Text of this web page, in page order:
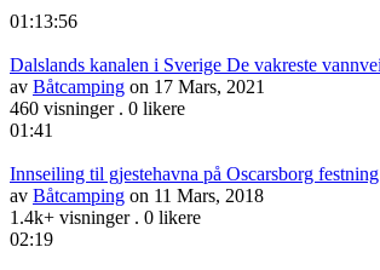
01:13:56
Dalslands kanalen i Sverige De vakreste
av Båtcamping on 17 Mars, 2021
460 visninger . 0 likere
01:41
Innseiling til gjestehavna på Oscarsborg festning
av Båtcamping on 11 Mars, 2018
1.4k+ visninger . 0 likere
02:19